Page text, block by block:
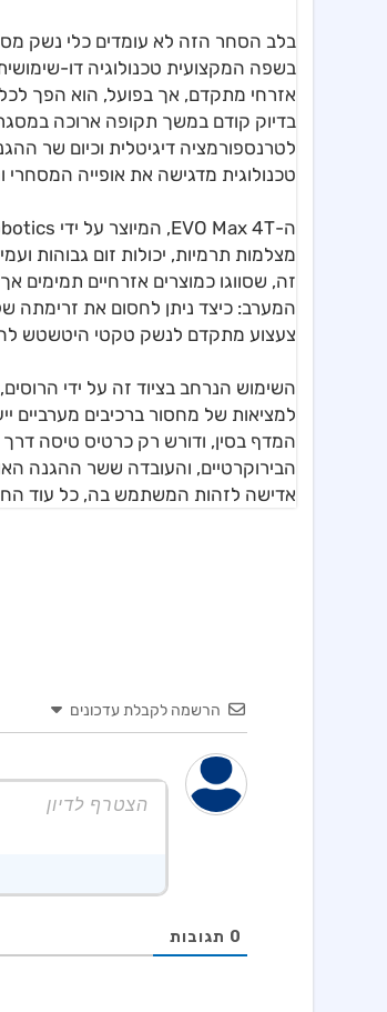
בלב הסחר הזה לא עומדים כלי נשק
אזרחי מתקדם, אך בפועל, הוא הפך
בדיוק קודם במשך תקופה ארוכה
לטרנספורמציה דיגיטלית וכיום שר
טכנולוגית מדגישה את אופייה
מצלמות תרמיות, יכולות זום גבוהות
זה, שסווגו כמוצרים אזרחיים תמימים
המערב: כיצד ניתן לחסום את זרימתה
צעצוע מתקדם לנשק טקטי היטשטש
השימוש הנרחב בציוד זה על ידי
למציאות של מחסור ברכיבים מערביים
המדף בסין, ודורש רק כרטיס טיסה
הבירוקרטיים, והעובדה ששר ההגנה
אדישה לזהות המשתמש בה, כל עוד
הרשמה לקבלת עדכונים
0 תגובות